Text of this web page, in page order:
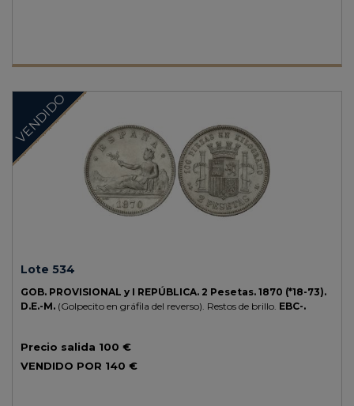
VENDIDO
Lote 534
GOB. PROVISIONAL y I REPÚBLICA. 2 Pesetas. 1870 (*18-73).
D.E.-M. (Golpecito en gráfila del reverso). Restos de brillo. EBC-.
Precio salida 100 €
VENDIDO POR 140 €